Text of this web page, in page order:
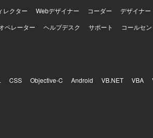
レクター Webデザイナー コーダー
デザイナー
ペレーター ヘルプデスク サポート コールセ
CSS Objective-C Android VB.NET VBA